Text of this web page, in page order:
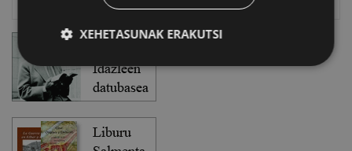
XEHETASUNAK ERAKUTSI